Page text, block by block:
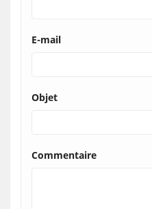
E-mail
Objet
Commentaire